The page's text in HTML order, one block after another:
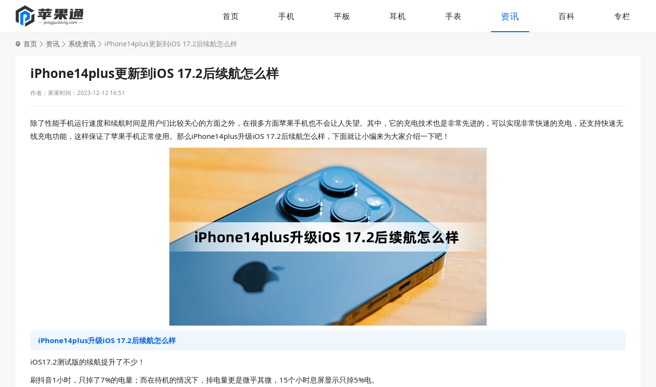
首页 手机 平板 耳机 手表 资讯 百科 专栏
首页 资讯 系统资讯 iPhone14plus更新到iOS 17.2后续航怎么样
iPhone14plus更新到iOS 17.2后续航怎么样
作者：果果时间：2023-12-12 16:51
除了性能手机运行速度和续航时间是用户们比较关心的方面之外，在很多方面苹果手机也不会让人失望。其中，它的充电技术也是非常先进的，可以实现非常快速的充电，还支持快速无
线充电功能，这样保证了苹果手机正常使用。那么iPhone14plus升级iOS 17.2后续航怎么样，下面就让小编来为大家介绍一下吧！
iPhone14plus升级iOS 17.2后续航怎么样
iOS17.2测试版的续航提升了不少！
刷抖音1小时，只掉了7%的电量；而在待机的情况下，掉电量更是微乎其微，15个小时息屏显示只掉5%电。